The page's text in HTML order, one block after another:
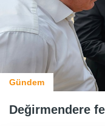
Gündem
Değirmendere